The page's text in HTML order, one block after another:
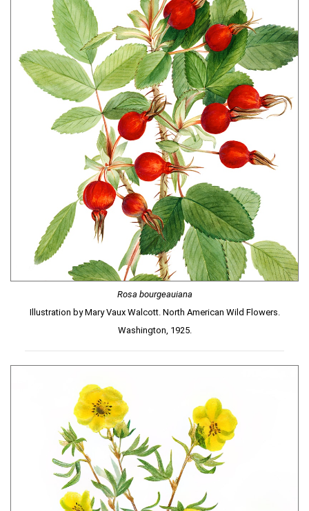
Rosa bourgeauiana
Illustration by Mary Vaux Walcott. North American Wild Flowers.
Washington, 1925.